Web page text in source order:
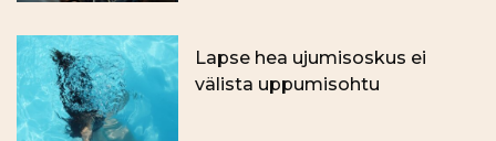
Lapse hea ujumisoskus ei
välista uppumisohtu